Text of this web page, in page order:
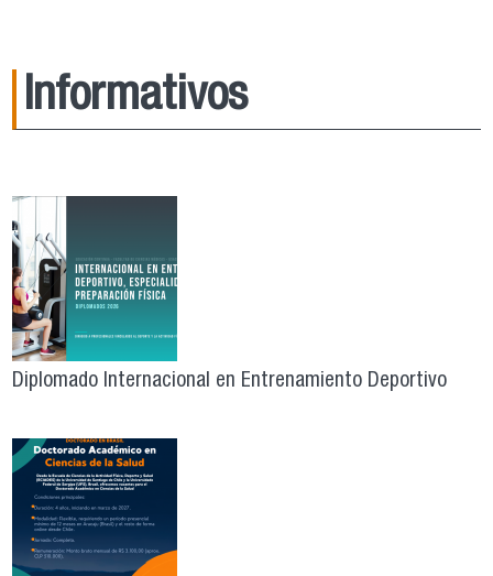
Informativos
Diplomado Internacional en Entrenamiento Deportivo